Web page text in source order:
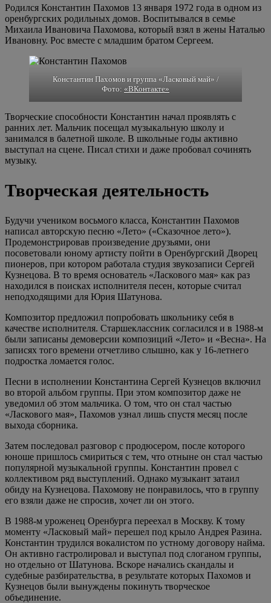
Родился Константин Пахомов 13 января 1972 года в одном из
оренбургских родильных домов. Воспитывался в семье
Михаила Ивановича Пахомова, который взял в жены Наталью
Ивановну. Рос вместе с младшим братом Сергеем.
Константин Пахомов и группа «Ласковый май» /
Фото: «ВКонтакте»
Творческие способности Константин начал проявлять с
ранних лет. Мальчик посещал музыкальную школу и
занимался в балетной школе. В школьные годы активно
выступал на сцене. Писал стихи и даже пробовал сочинять
музыку.
Творческая деятельность
Будучи учеником восьмого класса, Константин Пахомов
написал авторскую песню «Лето» («Сказочное лето»).
Продемонстрировав произведение друзьями, они
посоветовали юному артисту пойти в Оренбургский Дворец
пионеров, при котором работала студия звукозаписи Сергей
Кузнецова. В то время основатель «Ласкового мая» как раз
находился в поисках исполнителя песен, которые считал
неподходящими для Юрия Шатунова.
Композитор предложил попробовать школьнику себя в
качестве исполнителя. Старшеклассник согласился и в 1988-м
были записаны демоверсии композиций «Лето» и «Весна». На
записях того времени отчетливо слышно, как у 16-летнего
подростка ломается голос.
Песни в исполнении Константина Сергей Кузнецов включил
во второй альбом группы. При этом композитор даже не
уведомил об этом мальчика. О том, что он стал частью
«Ласкового мая», Пахомов узнал лишь спустя месяц после
выхода сборника.
Затем последовал разговор с продюсером, после которого
юноше пришлось смириться с тем, что отныне он стал частью
популярной музыкальной группы. Константин провел с
коллективом ряд выступлений. Однако музыкант затаил
обиду на Кузнецова. Пахомову не понравилось, что в группу
его взяли даже не спросив, хочет ли он этого.
В 1988-м уроженец Оренбурга переехал в Москву. К тому
моменту «Ласковый май» перешел под крыло Андрея Разина.
Константин трудился вокалистом по устному договору найма.
Он активно гастролировал и выступал под слоганом группы,
но отдельно от Шатунова. Вскоре начались скандалы и
судебные разбирательства, в результате которых Пахомов и
Кузнецов были вынуждены покинуть творческое
объединение.